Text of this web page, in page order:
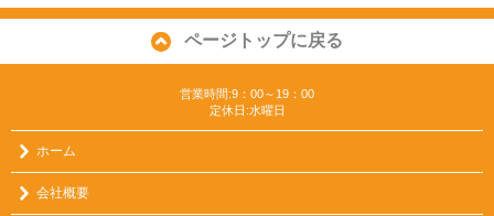
ページトップに戻る
営業時間:9：00～19：00
定休日:水曜日
ホーム
会社概要